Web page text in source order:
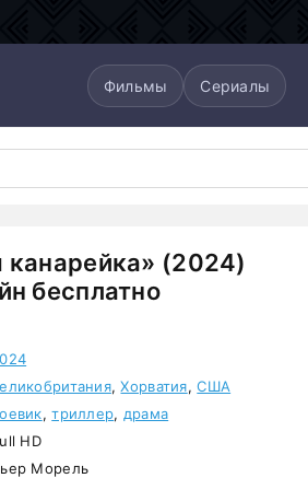
Фильмы Сериалы
(2024)
бесплатно
,Хорватия,США
,триллер, драма
HD
Морель